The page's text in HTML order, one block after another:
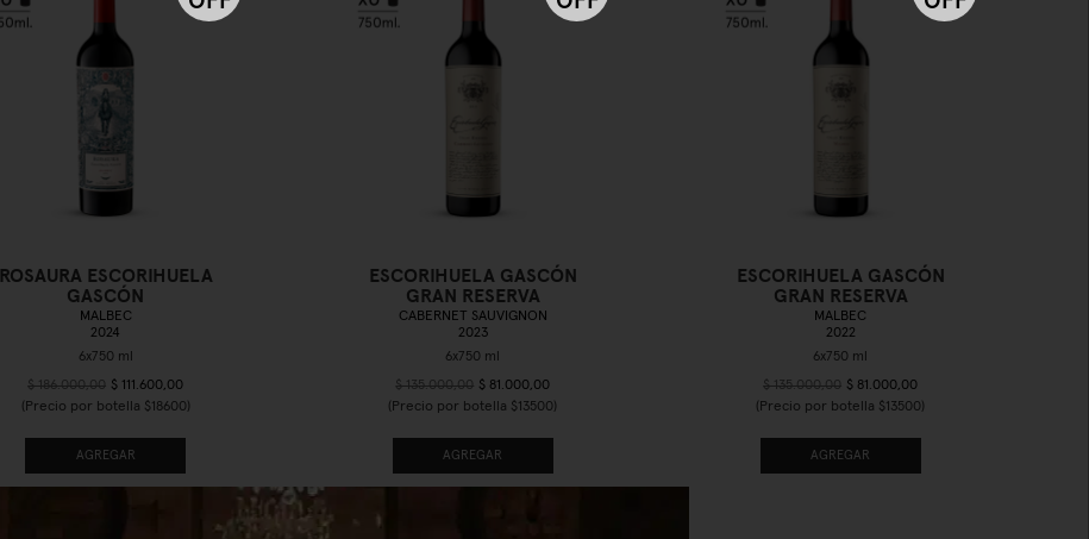
ROSAURA ESCORIHUELA
GASCÓN
MALBEC
2024
$ 186.000,00 $ 111.600,00
(Precio por botella $18600)
AGREGAR
ESCORIHUELA GASCÓN
GRAN RESERVA
CABERNET SAUVIGNON
2023
$ 135.000,00 $ 81.000,00
(Precio por botella $13500)
AGREGAR
ESCORIHUELA GASCÓN
GRAN RESERVA
MALBEC
2022
$ 135.000,00 $ 81.000,00
(Precio por botella $13500)
AGREGAR